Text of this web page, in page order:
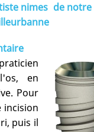
nimes de notre
en
Pour
incision
puis il